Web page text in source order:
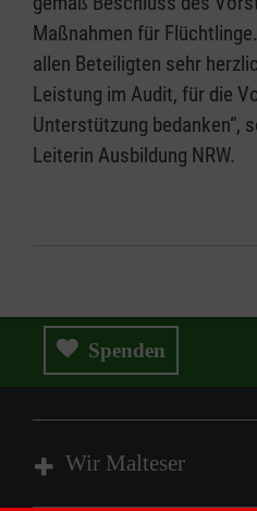
Maßnahmen für
allen Beteiligten sehr
Leistung im Audit, für die
Unterstützung bedanken“,
Leiterin Ausbildung NRW.
Spenden
Wir Malteser